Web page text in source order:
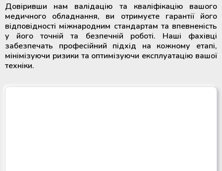
Довіривши нам валідацію та кваліфікацію вашого
медичного обладнання, ви отримуєте гарантії його
відповідності міжнародним стандартам та впевненість
у його точній та безпечній роботі. Наші фахівці
забезпечать професійний підхід на кожному етапі,
мінімізуючи ризики та оптимізуючи експлуатацію вашої
техніки.